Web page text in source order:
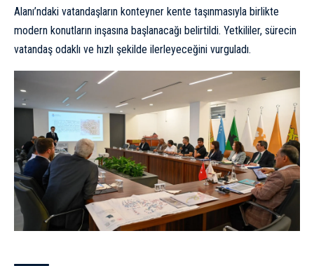
Alanı’ndaki vatandaşların konteyner kente taşınmasıyla birlikte
modern konutların inşasına başlanacağı belirtildi. Yetkililer, sürecin
vatandaş odaklı ve hızlı şekilde ilerleyeceğini vurguladı.